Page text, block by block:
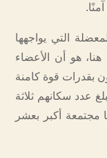
التي يواجهها
هو أن الأعضاء
بقدرات قوة كامنة
عدد سكانهم ثلاثة
مجتمعة أكبر بعشر